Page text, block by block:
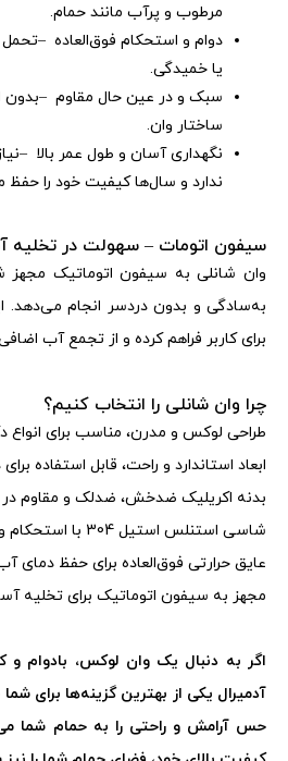
مرطوب و پرآب مانند حمام.
دوام و استحکام فوق‌العاده –تحمل
یا خمیدگی.
سبک و در عین حال مقاوم –بدون
ساختار وان.
نگهداری آسان و طول عمر بالا –
ندارد و سال‌ها کیفیت خود را حفظ
سیفون اتومات – سهولت در تخلیه
وان شانلی به سیفون اتوماتیک
به‌سادگی و بدون دردسر انجام می‌دهد.
برای کاربر فراهم کرده و از تجمع آب
چرا وان شانلی را انتخاب کنیم؟
طراحی لوکس و مدرن، مناسب برای انواع
ابعاد استاندارد و راحت، قابل استفاده برای
بدنه اکریلیک ضدخش، ضدلک و مقاوم در
شاسی استنلس استیل 304 با استحکام و دوام بالا
عایق حرارتی فوق‌العاده برای حفظ دمای
مجهز به سیفون اتوماتیک برای تخلیه
اگر به دنبال یک وان لوکس، بادوام و
آدمیرال یکی از بهترین گزینه‌ها برای
حس آرامش و راحتی را به حمام شما